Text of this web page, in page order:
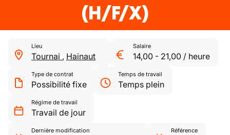
(H/F/X)
Lieu
Tournai , Hainaut
Salaire
14,00 - 21,00 / heure
Type de contrat
Possibilité fixe
Temps de travail
Temps plein
Régime de travail
Travail de jour
Dernière modification Référence